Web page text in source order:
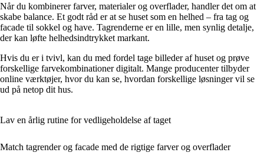
Når du kombinerer farver, materialer og overflader, handler det om at
skabe balance. Et godt råd er at se huset som en helhed – fra tag og
facade til sokkel og have. Tagrenderne er en lille, men synlig detalje,
der kan løfte helhedsindtrykket markant.
Hvis du er i tvivl, kan du med fordel tage billeder af huset og prøve
forskellige farvekombinationer digitalt. Mange producenter tilbyder
online værktøjer, hvor du kan se, hvordan forskellige løsninger vil se
ud på netop dit hus.
Lav en årlig rutine for vedligeholdelse af taget
Match tagrender og facade med de rigtige farver og overflader